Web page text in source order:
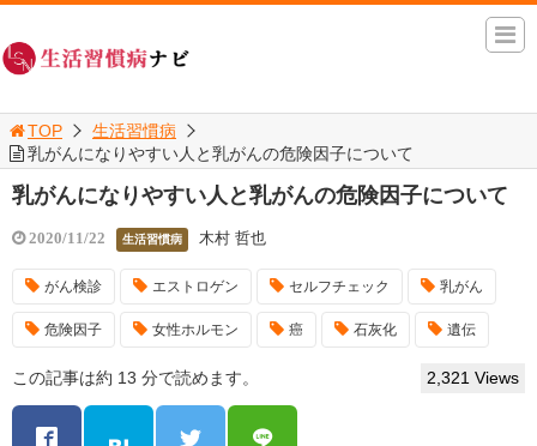
TOP
生活習慣病
乳がんになりやすい人と乳がんの危険因子について
乳がんになりやすい人と乳がんの危険因子について
2020/11/22 生活習慣病 木村 哲也
がん検診 エストロゲン セルフチェック 乳がん
危険因子 女性ホルモン 癌 石灰化 遺伝
この記事は約 13 分で読めます。 2,321 Views